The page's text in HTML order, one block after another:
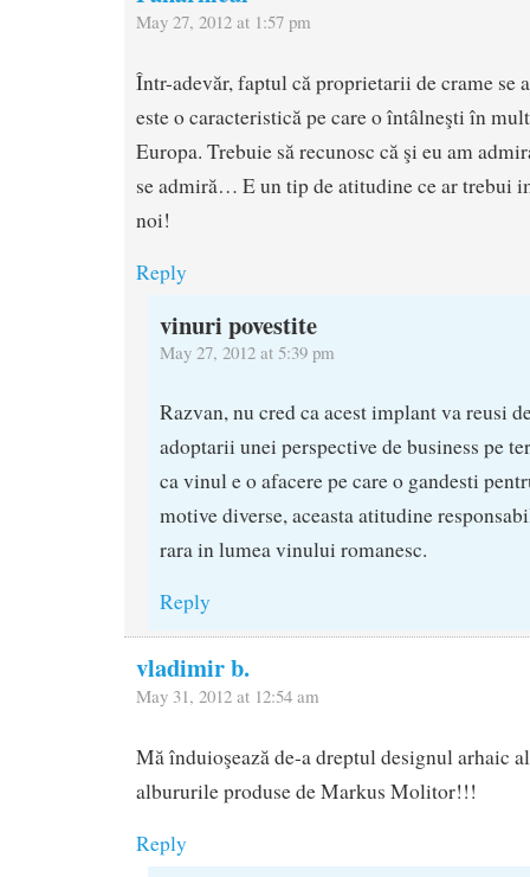
May 27, 2012 at 1:57 pm
Într-adevăr, faptul că proprietarii de crame se
este o caracteristică pe care o întâlneşti în
Europa. Trebuie să recunosc că şi eu am
se admiră… E un tip de atitudine ce ar trebui
noi!
Reply
vinuri povestite
May 27, 2012 at 5:39 pm
Razvan, nu cred ca acest implant va reusi
adoptarii unei perspective de business pe
ca vinul e o afacere pe care o gandesti
motive diverse, aceasta atitudine
rara in lumea vinului romanesc.
Reply
vladimir b.
May 31, 2012 at 12:54 am
Mă înduioşează de-a dreptul designul arhaic
albururile produse de Markus Molitor!!!
Reply